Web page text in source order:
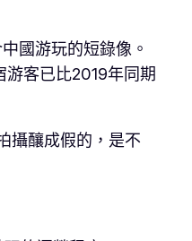
國游玩的短錄像。
客已比2019年同期
攝釀成假的，是不